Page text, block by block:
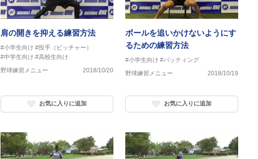
肩の開きを抑える練習方法
#小学生向け #投手（ピッチャー）
#中学生向け #高校生向け
野球練習メニュー
2018/10/20
お気に入りに追加
ボールを追いかけないようにす
るための練習方法
#小学生向け #バッティング
野球練習メニュー
2018/10/19
お気に入りに追加